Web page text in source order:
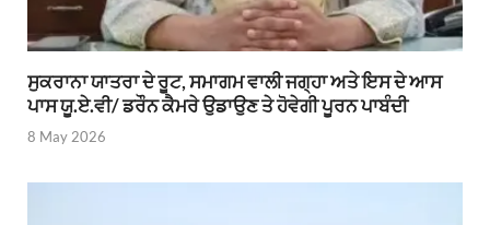
ਸੁਕਰਾਨਾ ਯਾਤਰਾ ਦੇ ਰੂਟ, ਸਮਾਗਮ ਵਾਲੀ ਜਗ੍ਹਾ ਅਤੇ ਇਸ ਦੇ ਆਸ
ਪਾਸ ਯੂ.ਏ.ਵੀ/ ਡਰੌਨ ਕੈਮਰੇ ਉਡਾਉਣ ਤੇ ਹੋਵੇਗੀ ਪੂਰਨ ਪਾਬੰਦੀ
8 May 2026